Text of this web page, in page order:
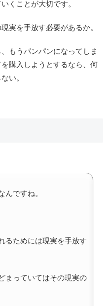
くことが大切です。
実を手放す必要があるか。
もうパンパンになってしま
購入しようとするなら、何
い。
んですね。
るためには現実を手放す
まっていてはその現実の